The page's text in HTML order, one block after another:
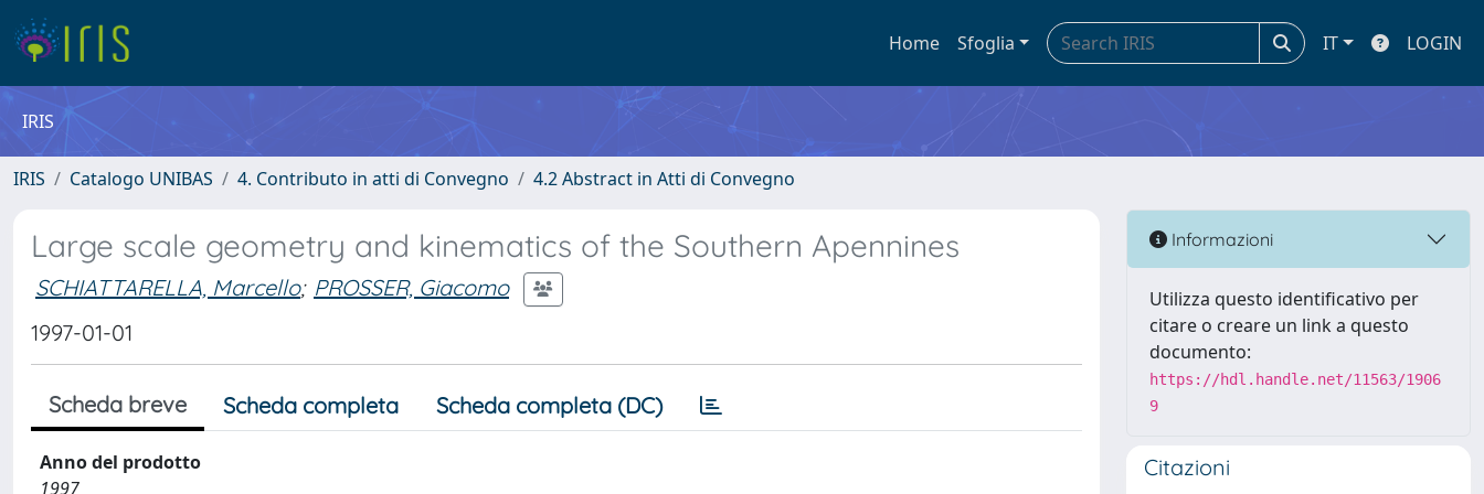
Home Sfoglia IT LOGIN
IRIS
IRIS Catalogo UNIBAS 4. Contributo in atti di Convegno 4.2 Abstract in Atti di Convegno
Large scale geometry and kinematics of the Southern Apennines
SCHIATTARELLA, Marcello; PROSSER, Giacomo
1997-01-01
Scheda breve Scheda completa Scheda completa (DC)
Anno del prodotto
1997
Informazioni
Utilizza questo identificativo per
citare o creare un link a questo
documento:
https://hdl.handle.net/11563/1906
9
Citazioni